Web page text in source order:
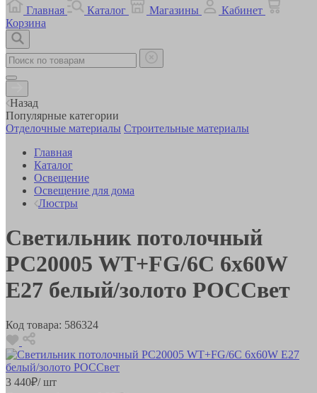
Главная
Каталог Магазины
Кабинет
Корзина
Назад
Популярные категории
Отделочные материалы Строительные материалы
Главная
Каталог
Освещение
Освещение для дома
Люстры
Светильник потолочный
РС20005 WT+FG/6C 6х60W
E27 белый/золото РОССвет
Код товара: 586324
3 440₽/ шт